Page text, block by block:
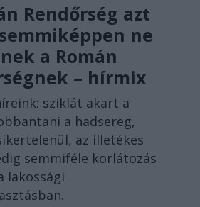
Rendőrség azt
ne
a Román
– hírmix
sziklát akart a
a hadsereg,
az illetékes
semmiféle korlátozás
lakossági